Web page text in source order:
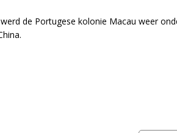
de Portugese kolonie Macau weer